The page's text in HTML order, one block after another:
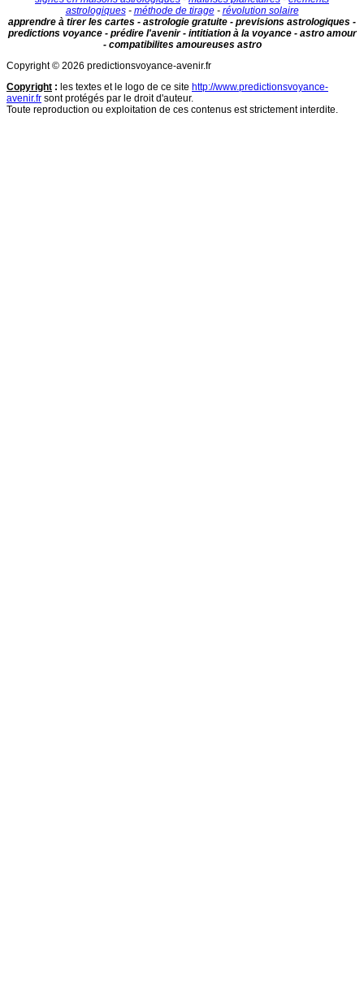
astrologiques- méthode de tirage- révolution solaire
apprendre à tirer les cartes - astrologie gratuite - previsions astrologiques -
predictions voyance - prédire l'avenir - intitiation à la voyance - astro amour
- compatibilites amoureuses astro
Copyright © 2026 predictionsvoyance-avenir.fr
Copyright : les textes et le logo de ce site http://www.predictionsvoyance-
avenir.fr sont protégés par le droit d'auteur.
Toute reproduction ou exploitation de ces contenus est strictement interdite.